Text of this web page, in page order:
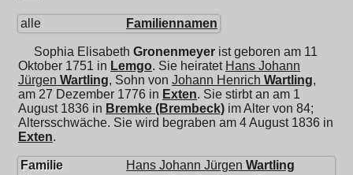
alle Familiennamen
Sophia Elisabeth Gronenmeyer ist geboren am 11
Oktober 1751 in Lemgo. Sie heiratet Hans Johann
Jürgen Wartling, Sohn von Johann Henrich Wartling,
am 27 Dezember 1776 in Exten. Sie stirbt an am 1
August 1836 in Bremke (Brembeck) im Alter von 84;
Altersschwäche. Sie wird begraben am 4 August 1836 in
Exten.
Familie Hans Johann Jürgen Wartling